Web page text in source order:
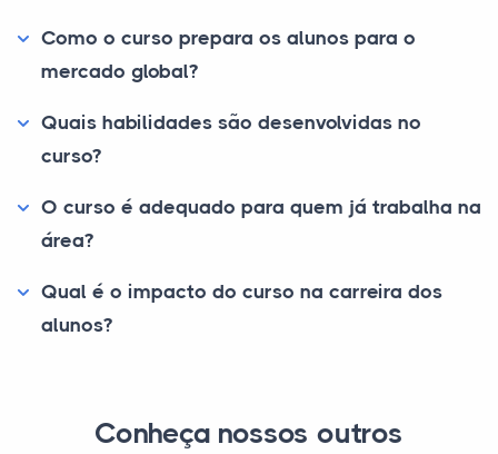
Como o curso prepara os alunos para o
mercado global?
Quais habilidades são desenvolvidas no
curso?
O curso é adequado para quem já trabalha na
área?
Qual é o impacto do curso na carreira dos
alunos?
Conheça nossos outros